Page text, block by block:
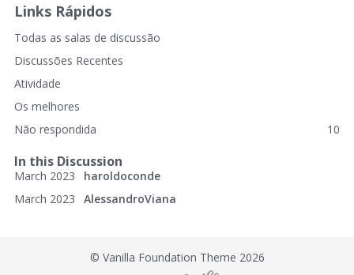
Links Rápidos
Todas as salas de discussão
Discussões Recentes
Atividade
Os melhores
Não respondida
10
In this Discussion
March 2023
haroldoconde
March 2023
AlessandroViana